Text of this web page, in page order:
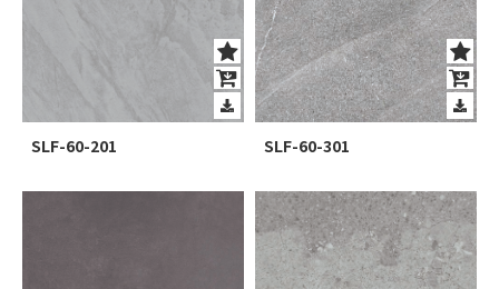
SLF-60-201 SLF-60-301